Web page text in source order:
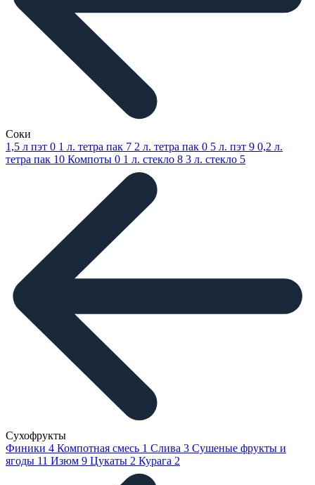
Соки
1,5 л пэт 0 1 л. тетра пак 7 2 л. тетра пак 0 5 л. пэт 9 0,2 л.
тетра пак 10 Компоты 0 1 л. стекло 8 3 л. стекло 5
Сухофрукты
Финики 4 Компотная смесь 1 Слива 3 Сушеные фрукты и
ягоды 11 Изюм 9 Цукаты 2 Курага 2